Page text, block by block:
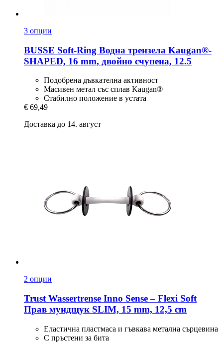
3 опции
BUSSE Soft-​Ring Водна трензела Kaugan®-​
SHAPED, 16 mm, двойно счупена, 12.5
Подобрена дъвкателна активност
Масивен метал със сплав Kaugan®
Стабилно положение в устата
€ 69,49
Доставка до 14. август
2 опции
TrustWassertrense Inno Sense – Flexi Soft
Прав мундщук SLIM, 15 mm, 12,5 cm
Еластична пластмаса и гъвкава метална сърцевина
С пръстени за бита